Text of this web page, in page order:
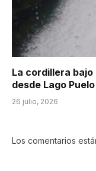
La cordillera
desde Lago Puelo
26 julio, 2026
Los comentarios